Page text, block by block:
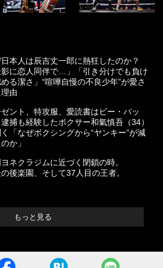
本人は辰吉丈一郎に熱狂したのか？
影に恋人同伴で…」「引き分けでも負け
る潔さ」“喧嘩自慢の不良少年”が愛さ
由
ゼント、特攻服、愛読書はビー・バッ
捕も経験したボクサー和氣慎吾（34）
「なぜボクシングから“ヤンキー”が減
か」
ネクラジムに近づく閉鎖の時。
後楽園、そして37人目の王者。
もっと見る